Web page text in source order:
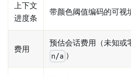
上下文
进度条
带颜色阈值编码的可视
费用
预估会话费用（未知或
n/a ）